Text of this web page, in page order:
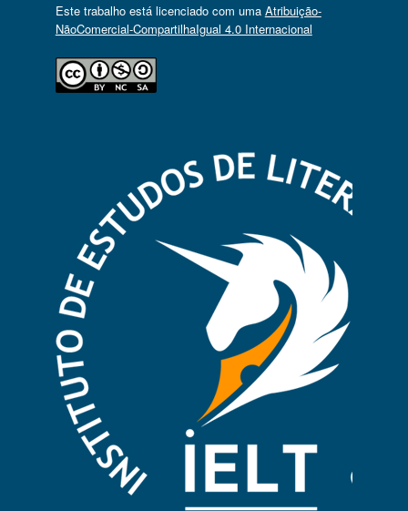
Este trabalho está licenciado com uma Atribuição-
NãoComercial-CompartilhaIgual 4.0 Internacional